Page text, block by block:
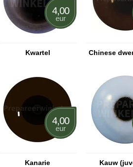
Kwartel
4,00
eur
Chinese
Kanarie
4,00
eur
Kauw